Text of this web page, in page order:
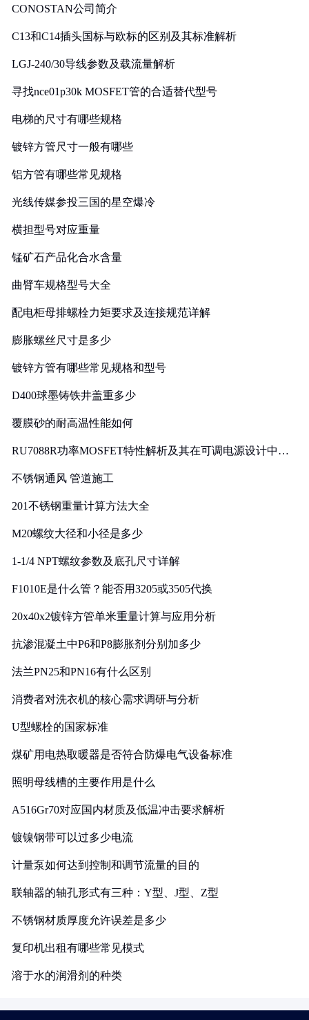
CONOSTAN公司简介
C13和C14插头国标与欧标的区别及其标准解析
LGJ-240/30导线参数及载流量解析
寻找nce01p30k MOSFET管的合适替代型号
电梯的尺寸有哪些规格
镀锌方管尺寸一般有哪些
铝方管有哪些常见规格
光线传媒参投三国的星空爆冷
横担型号对应重量
锰矿石产品化合水含量
曲臂车规格型号大全
配电柜母排螺栓力矩要求及连接规范详解
膨胀螺丝尺寸是多少
镀锌方管有哪些常见规格和型号
D400球墨铸铁井盖重多少
覆膜砂的耐高温性能如何
RU7088R功率MOSFET特性解析及其在可调电源设计中的
不锈钢通风 管道施工
201不锈钢重量计算方法大全
M20螺纹大径和小径是多少
1-1/4 NPT螺纹参数及底孔尺寸详解
F1010E是什么管？能否用3205或3505代换
20x40x2镀锌方管单米重量计算与应用分析
抗渗混凝土中P6和P8膨胀剂分别加多少
法兰PN25和PN16有什么区别
消费者对洗衣机的核心需求调研与分析
U型螺栓的国家标准
煤矿用电热取暖器是否符合防爆电气设备标准
照明母线槽的主要作用是什么
A516Gr70对应国内材质及低温冲击要求解析
镀镍钢带可以过多少电流
计量泵如何达到控制和调节流量的目的
联轴器的轴孔形式有三种：Y型、J型、Z型
不锈钢材质厚度允许误差是多少
复印机出租有哪些常见模式
溶于水的润滑剂的种类